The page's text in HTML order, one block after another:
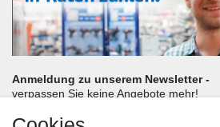
Anmeldung zu unserem Newsletter -
verpassen Sie keine Angebote mehr!